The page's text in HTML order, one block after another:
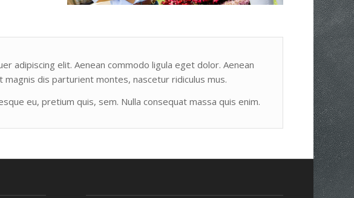
adipiscing elit. Aenean commodo ligula eget dolor. Aenean
magnis dis parturient montes, nascetur ridiculus mus.
eu, pretium quis, sem. Nulla consequat massa quis enim.